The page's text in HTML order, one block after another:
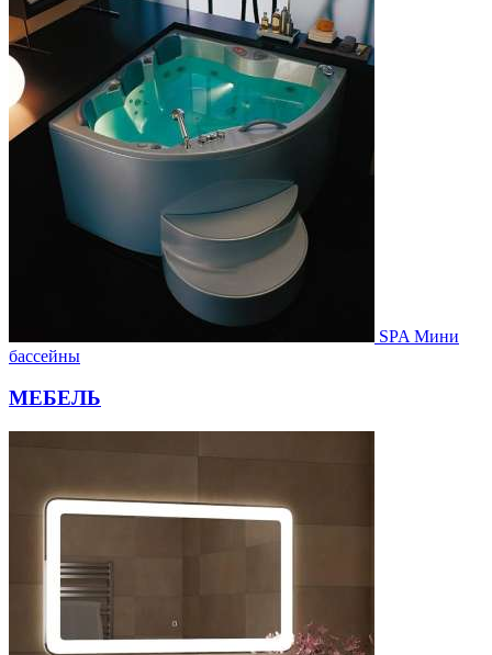
SPA Мини
бассейны
МЕБЕЛЬ